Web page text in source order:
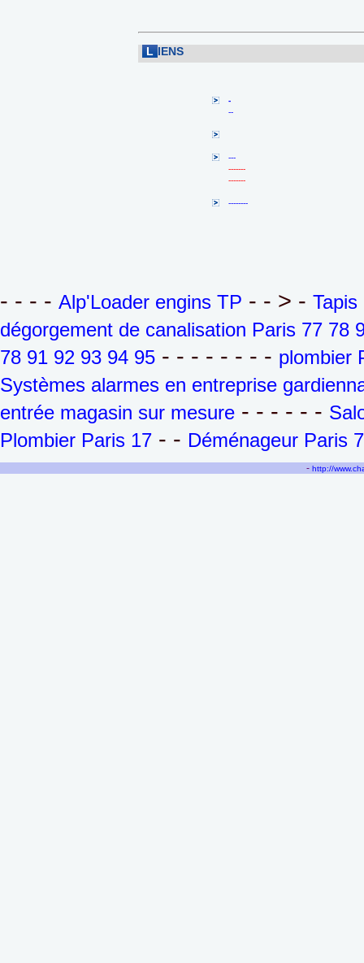
L IENS
-
--
---
-------
-------
--------
- - - - Alp'Loader engins TP - - > -
dégorgement de canalisation Paris 77 78
78 91 92 93 94 95 - - - - - - - - plombier
Systèmes alarmes en entreprise
entrée magasin sur mesure - - - - - -
Plombier Paris 17 - - Déménageur Paris
- http://